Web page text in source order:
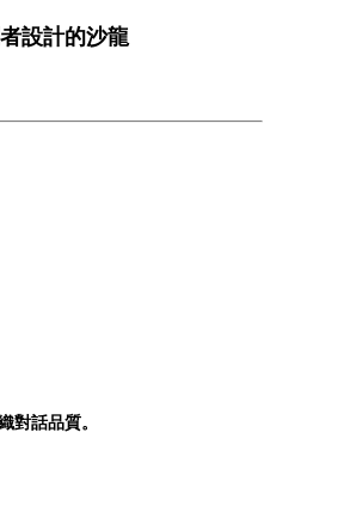
設計的沙龍
話品質。